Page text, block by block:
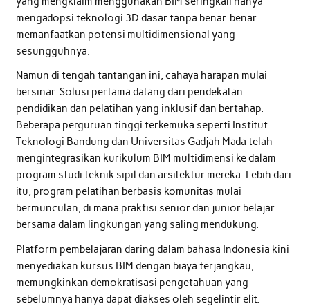
mengadopsi teknologi 3D dasar tanpa benar-benar
memanfaatkan potensi multidimensional yang
sesungguhnya.
Namun di tengah tantangan ini, cahaya harapan mulai
bersinar. Solusi pertama datang dari pendekatan
pendidikan dan pelatihan yang inklusif dan bertahap.
Beberapa perguruan tinggi terkemuka seperti Institut
Teknologi Bandung dan Universitas Gadjah Mada telah
mengintegrasikan kurikulum BIM multidimensi ke dalam
program studi teknik sipil dan arsitektur mereka. Lebih dari
itu, program pelatihan berbasis komunitas mulai
bermunculan, di mana praktisi senior dan junior belajar
bersama dalam lingkungan yang saling mendukung.
Platform pembelajaran daring dalam bahasa Indonesia kini
menyediakan kursus BIM dengan biaya terjangkau,
memungkinkan demokratisasi pengetahuan yang
sebelumnya hanya dapat diakses oleh segelintir elit.